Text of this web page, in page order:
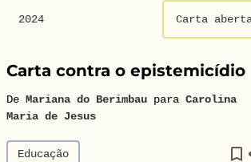
2024 Carta
Carta contra o epistemicídio
De Mariana do Berimbau para Carolina
Maria de Jesus
Educação